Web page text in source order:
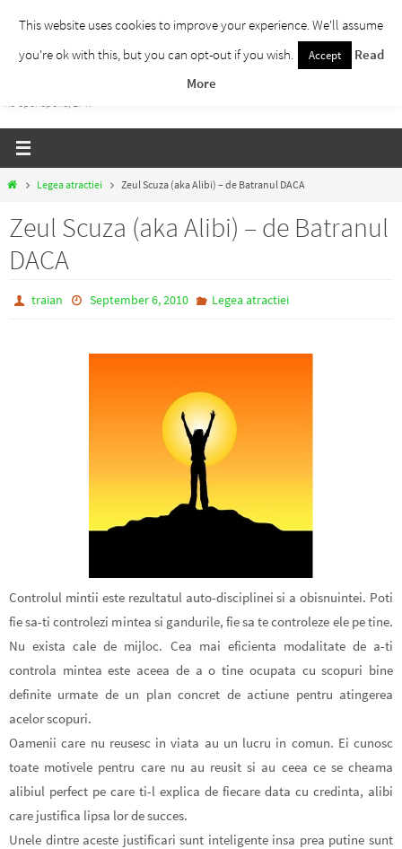
contentTraieste Liber
Un blog despre dezvoltare personala, puterea prezentului si eliberarea de ganduri,
ho'oponopono, EFT!
HomeLegea atractiei Zeul Scuza (aka Alibi) – de Batranul DACA
Zeul Scuza (aka Alibi) – de Batranul
DACA
traian September 6, 2010 Legea atractiei
Controlul mintii este rezultatul auto-disciplinei si a obisnuintei. Poti
fie sa-ti controlezi mintea si gandurile, fie sa te controleze ele pe tine.
Nu exista cale de mijloc. Cea mai eficienta modalitate de a-ti
controla mintea este aceea de a o tine ocupata cu scopuri bine
definite urmate de un plan concret de actiune pentru atingerea
acelor scopuri.
Oamenii care nu reusesc in viata au un lucru in comun. Ei cunosc
toate motivele pentru care nu au reusit si au ceea ce se cheama
alibiul perfect pe care ti-l explica de fiecare data cu credinta, alibi
care justifica lipsa lor de succes.
Unele dintre aceste justificari sunt inteligente insa prea putine sunt
This website uses cookies to improve your experience. We'll assume
you're ok with this, but you can opt-out if you wish.
Accept
Read
More